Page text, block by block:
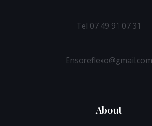
Tel 07 49 91 07 31
Ensoreflexo@gmail.com
About